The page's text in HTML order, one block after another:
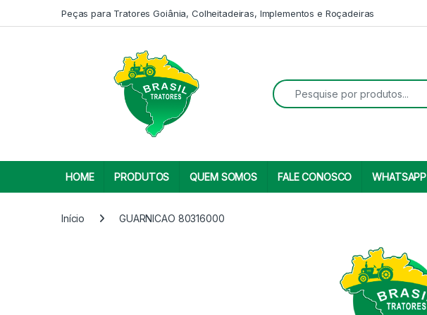
Peças para Tratores Goiânia, Colheitadeiras, Implementos e Roçadeiras
Search for:
HOME PRODUTOS QUEM SOMOS FALE CONOSCO WHATSAPP
Início GUARNICAO 80316000